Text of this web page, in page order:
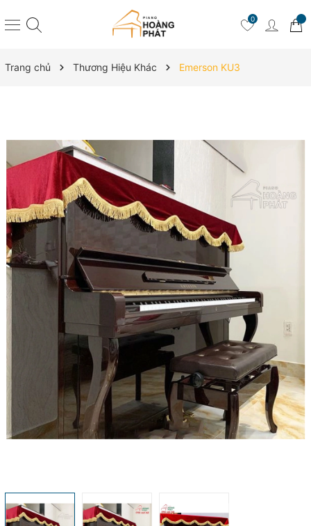
0
Trang chủ Thương Hiệu Khác Emerson KU3